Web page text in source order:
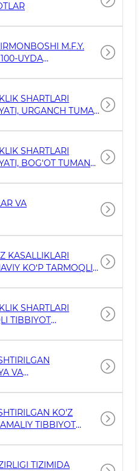
M.F.Y.
UYDA
BOLALAR
TASHLAB UNING
D.X.SH.
SHARTLARI
URGANCH TUMAN
SHARTLARI
BOG'OT TUMAN
VA
KASALLIKLARI
KO‘P TARMOQLI
SHARTLARI
TIBBIYOT
MUHOKAMASI
VA
FILIALI
KO'Z
TIBBIYOT
TIZIMIDA